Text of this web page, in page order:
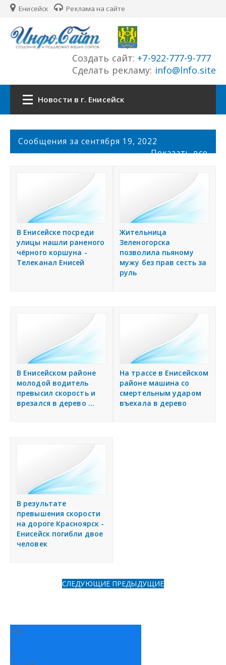
Енисейск Реклама на сайте
Создать сайт: +7-922-777-9-777
Сделать рекламу: info@lnfo.site
Новости в г. Енисейск
Главная
История города
Разместить объявление
Сообщения за сентября 19, 2022
Показать все
В Енисейске посреди
улицы нашли раненого
чёрного коршуна -
Телеканал Енисей
Жительница
Зеленогорска
позволила пьяному
мужу без прав сесть за
руль
В Енисейском районе
молодой водитель
превысил скорость и
врезался в дерево ...
На трассе в Енисейском
районе машина со
смертельным ударом
въехала в дерево
В результате
превышения скорости
на дороге Красноярск -
Енисейск погибли двое
человек
СЛЕДУЮЩИЕ ПРЕДЫДУЩИЕ
+20
°
C